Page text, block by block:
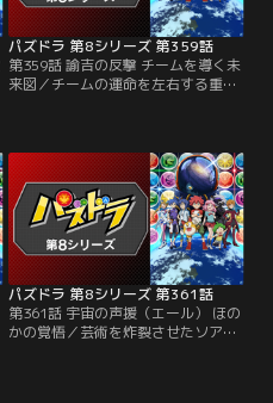
パズドラ 第8シリーズ 第359話
第359話 諭吉の反撃 チームを導く未
来図／チームの運命を左右する重要
諭吉は少しずつ追い詰められてい
く。まるでバトルの流れを掌握する
ようなネジーナのパズドラ。苦しい
試合の中で、諭吉の考える勝利の可
能性とは！？
パズドラ 第8シリーズ 第361話
第361話 宇宙の声援（エール） ほの
かの覚悟／芸術を炸裂させたソアラ